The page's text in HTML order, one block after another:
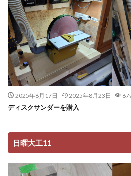
2025年8月17日 2025年8月23日
ディスクサンダーを購入
日曜大工11